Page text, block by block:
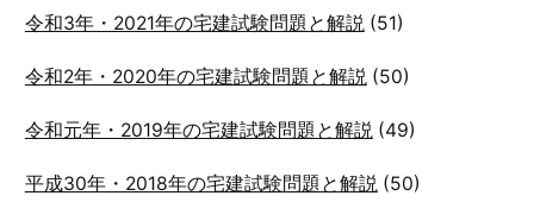
令和3年・2021年の宅建試験問題と解説(51)
令和2年・2020年の宅建試験問題と解説(50)
令和元年・2019年の宅建試験問題と解説(49)
平成30年・2018年の宅建試験問題と解説(50)